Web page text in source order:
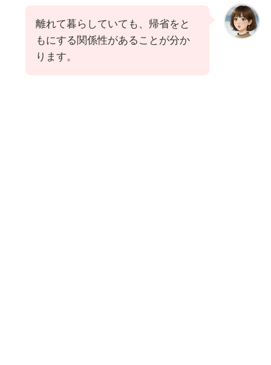
離れて暮らしていても、帰省をと
もにする関係性があることが分か
ります。